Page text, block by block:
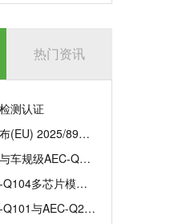
热门资讯
测认证
893，更新一系列标准
级AEC-Q100认证
片模组MCM车规级认证
AEC-Q200有何区别？